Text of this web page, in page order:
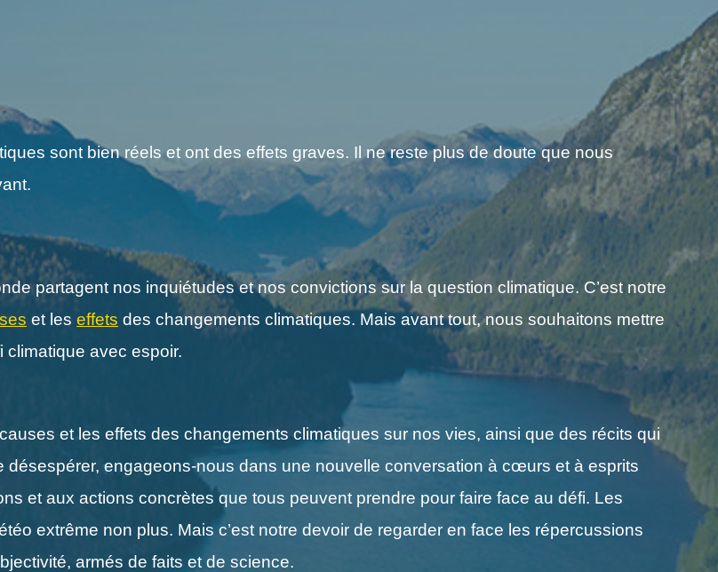
sont bien réels et ont des effets graves. Il ne reste plus de doute que nous
partagent nos inquiétudes et nos convictions sur la question climatique. C’est notre
et les effets des changements climatiques. Mais avant tout, nous souhaitons mettre
climatique avec espoir.
et les effets des changements climatiques sur nos vies, ainsi que des récits qui
engageons-nous dans une nouvelle conversation à cœurs et à esprits
et aux actions concrètes que tous peuvent prendre pour faire face au défi. Les
extrême non plus. Mais c’est notre devoir de regarder en face les répercussions
armés de faits et de science.